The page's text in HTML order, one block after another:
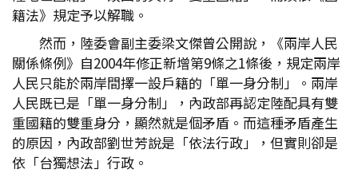
籍法》規定予以解職。
然而，陸委會副主委梁文傑曾公開說，《兩岸人民
關係條例》自2004年修正新增第9條之1條後，規定兩岸
人民只能於兩岸間擇一設戶籍的「單一身分制」。兩岸
人民既已是「單一身分制」，內政部再認定陸配具有雙
重國籍的雙重身分，顯然就是個矛盾。而這種矛盾產生
的原因，內政部劉世芳說是「依法行政」，但實則卻是
依「台獨想法」行政。